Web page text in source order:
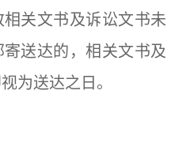
关文书及诉讼文书未
送达的，相关文书及
为送达之日。